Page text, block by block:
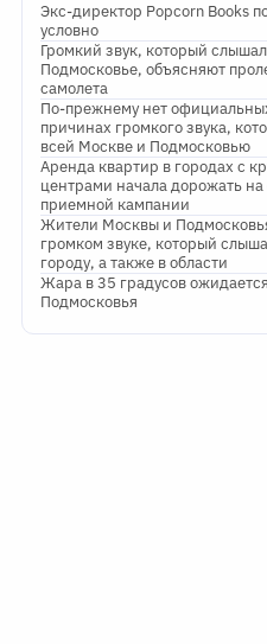
Экс-директор Popcorn Books
условно
Громкий звук, который
Подмосковье, объясняют
самолета
По-прежнему нет
причинах громкого звука,
всей Москве и Подмосковью
Аренда квартир в городах с
центрами начала дорожать
приемной кампании
Жители Москвы и
громком звуке, который
городу, а также в области
Жара в 35 градусов
Подмосковья